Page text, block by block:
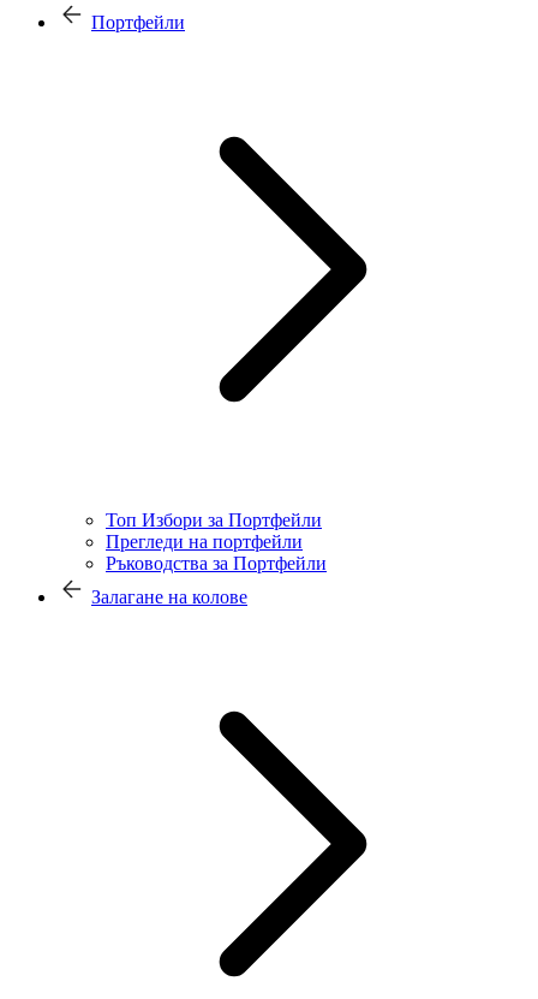
Портфейли
Топ Избори за Портфейли
Прегледи на портфейли
Ръководства за Портфейли
Залагане на колове